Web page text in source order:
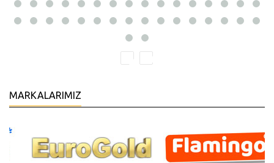
MARKALARIMIZ